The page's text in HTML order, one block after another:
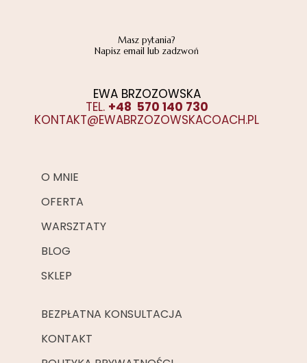
Masz pytania?
Napisz email lub zadzwoń
EWA BRZOZOWSKA
TEL. +48 570 140 730
KONTAKT@EWABRZOZOWSKACOACH.PL
O MNIE
OFERTA
WARSZTATY
BLOG
SKLEP
BEZPŁATNA KONSULTACJA
KONTAKT